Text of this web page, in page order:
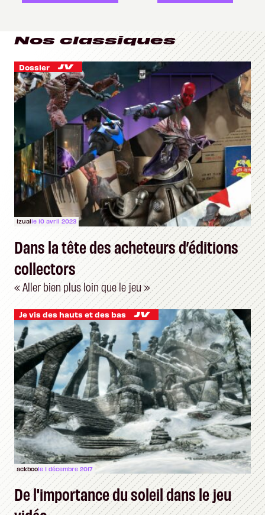
Nos classiques
Dossier
Izualle 10 avril 2023
Dans la tête des acheteurs d’éditions
collectors
« Aller bien plus loin que le jeu »
Je vis des hauts et des bas
ackboole 1 décembre 2017
De l'importance du soleil dans le jeu